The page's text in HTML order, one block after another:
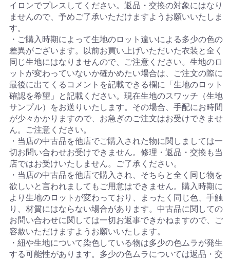
イロンでプレスしてください。返品・交換の対象にはなり
ませんので、予めご了承いただけますようお願いいたしま
す。
・ご購入時期によって生地のロット違いによる多少の色の
差異がございます。以前お買い上げいただいた衣装と全く
同じ生地にはなりませんので、ご注意ください。生地のロ
ットが変わっていないか確かめたい場合は、ご注文の際に
最後に出てくるコメントを記載できる欄に「生地のロット
確認を希望」と記載ください。現在生地のスワッチ（生地
サンプル）をお送りいたします。その場合、手配にお時間
が少々かかりますので、お急ぎのご注文はお受けできませ
ん。ご注意ください。
・当店の中古品を他店でご購入された物に関しましては一
切お問い合わせお受けできません。修理・返品・交換も当
店ではお受けいたしません。ご了承ください。
・当店の中古品を他店で購入され、そちらと全く同じ物を
欲しいと言われましてもご用意はできません。購入時期に
より生地のロットが変わっており、まったく同じ色、手触
り、材質にはならない場合があります。中古品に関しての
お問い合わせに関しては一切お返事できかねますので、ご
容赦いただけますようお願いいたします。
・紐や生地について染色している物は多少の色ムラが発生
する可能性があります。多少の色ムラについては返品・交